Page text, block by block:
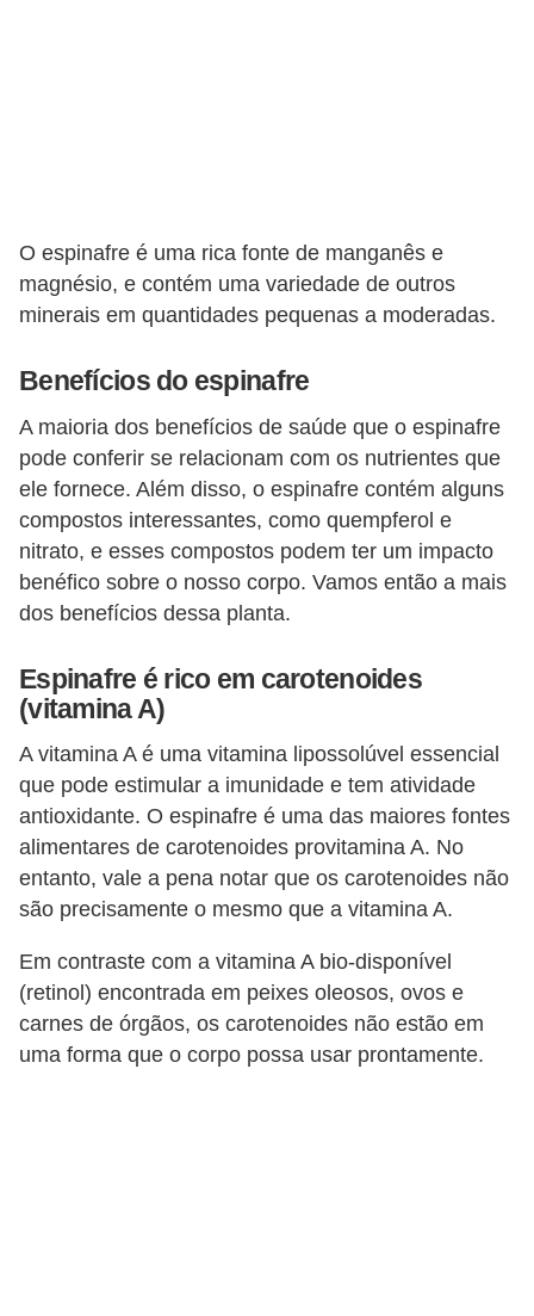
O espinafre é uma rica fonte de manganês e
magnésio, e contém uma variedade de outros
minerais em quantidades pequenas a moderadas.
Benefícios do espinafre
A maioria dos benefícios de saúde que o espinafre
pode conferir se relacionam com os nutrientes que
ele fornece. Além disso, o espinafre contém alguns
compostos interessantes, como quempferol e
nitrato, e esses compostos podem ter um impacto
benéfico sobre o nosso corpo. Vamos então a mais
dos benefícios dessa planta.
Espinafre é rico em carotenoides
(vitamina A)
A vitamina A é uma vitamina lipossolúvel essencial
que pode estimular a imunidade e tem atividade
antioxidante. O espinafre é uma das maiores fontes
alimentares de carotenoides provitamina A. No
entanto, vale a pena notar que os carotenoides não
são precisamente o mesmo que a vitamina A.
Em contraste com a vitamina A bio-disponível
(retinol) encontrada em peixes oleosos, ovos e
carnes de órgãos, os carotenoides não estão em
uma forma que o corpo possa usar prontamente.